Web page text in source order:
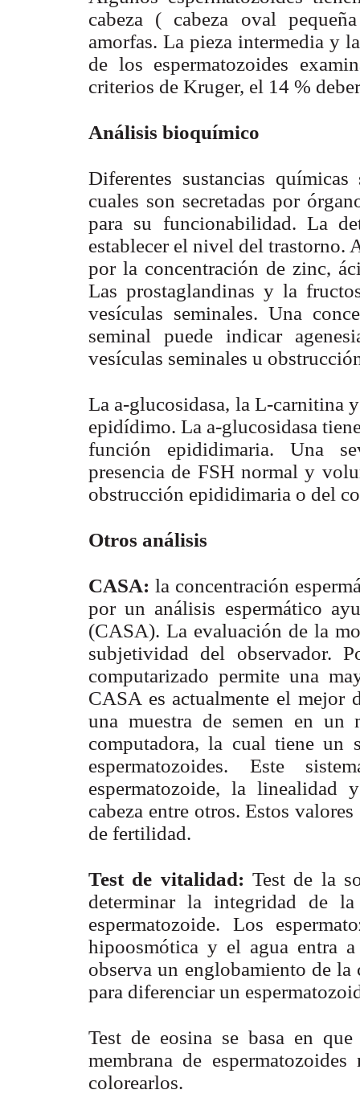
cabeza ( cabeza oval
amorfas. La pieza intermedia y
de los espermatozoides
criterios de Kruger, el 14 %
Análisis bioquímico
Diferentes sustancias
cuales son secretadas por
para su funcionabilidad. La
establecer el nivel del trastorno.
por la concentración de zinc,
Las prostaglandinas y la
vesículas seminales. Una
seminal puede indicar
vesículas seminales u
La a-glucosidasa, la L-carnitina
epidídimo. La a-glucosidasa
función epididimaria. Una
presencia de FSH normal y
obstrucción epididimaria o del
Otros análisis
CASA: la concentración
por un análisis espermático
(CASA). La evaluación de la
subjetividad del observador.
computarizado permite una
CASA es actualmente el mejor
una muestra de semen en un
computadora, la cual tiene un
espermatozoides. Este
espermatozoide, la
cabeza entre otros. Estos
de fertilidad.
Test de vitalidad: Test de la
determinar la integridad de la
espermatozoide. Los
hipoosmótica y el agua entra
observa un englobamiento de la
para diferenciar un
Test de eosina se basa en
membrana de
colorearlos.